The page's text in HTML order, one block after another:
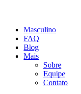
Masculino
FAQ
Blog
Mais
Sobre
Equipe
Contato